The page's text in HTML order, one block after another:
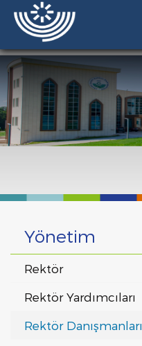
Yönetim
Rektör
Rektör Yardımcıları
Rektör Danışmanları